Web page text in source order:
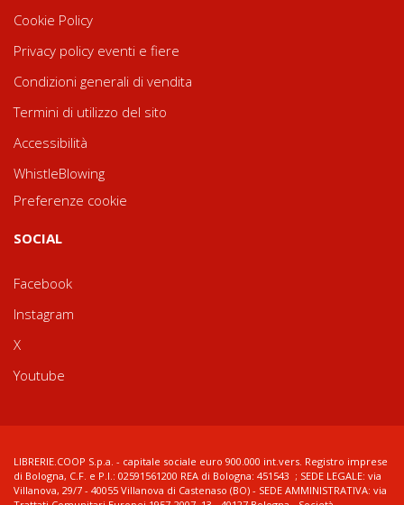
Cookie Policy
Privacy policy eventi e fiere
Condizioni generali di vendita
Termini di utilizzo del sito
Accessibilità
WhistleBlowing
Preferenze cookie
SOCIAL
Facebook
Instagram
X
Youtube
LIBRERIE.COOP S.p.a. - capitale sociale euro 900.000 int.vers. Registro imprese
di Bologna, C.F. e P.I.: 02591561200 REA di Bologna: 451543 ; SEDE LEGALE: via
Villanova, 29/7 - 40055 Villanova di Castenaso (BO) - SEDE AMMINISTRATIVA: via